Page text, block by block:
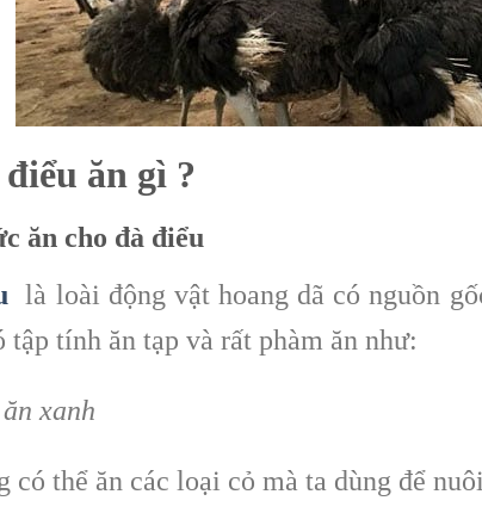
ăn gì ?
ăn cho đà điểu
là loài động vật hoang dã có nguồn
tập tính ăn tạp và rất phàm ăn như:
xanh
có thể ăn các loại cỏ mà ta dùng để